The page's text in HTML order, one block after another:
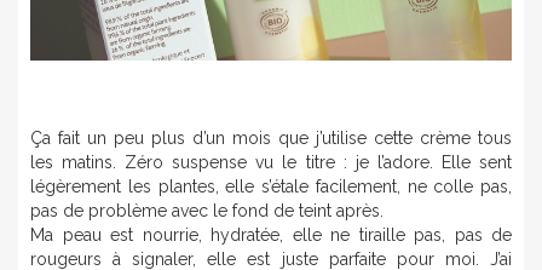
Ça fait un peu plus d’un mois que j’utilise cette crème tous
les matins. Zéro suspense vu le titre : je l’adore. Elle sent
légèrement les plantes, elle s’étale facilement, ne colle pas,
pas de problème avec le fond de teint après.
Ma peau est nourrie, hydratée, elle ne tiraille pas, pas de
rougeurs à signaler, elle est juste parfaite pour moi. J’ai